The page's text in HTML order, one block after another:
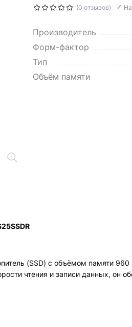
(0 отзывов)
Производитель
Форм-фактор
Тип
Объём памяти
(SSD) с объёмом памяти 960
чтения и записи данных, он